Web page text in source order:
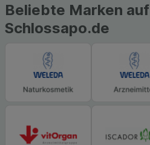
Beliebte Marken auf
Schlossapo.de